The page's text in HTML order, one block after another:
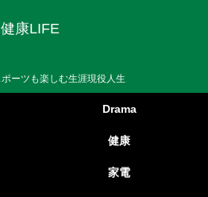
健康LIFE
ーツも楽しむ生涯現役人生
Drama
健康
家電